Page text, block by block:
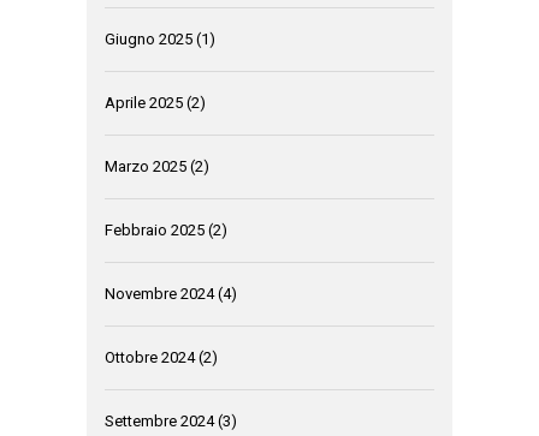
Giugno 2025 (1)
Aprile 2025 (2)
Marzo 2025 (2)
Febbraio 2025 (2)
Novembre 2024(4)
Ottobre 2024(2)
Settembre 2024(3)